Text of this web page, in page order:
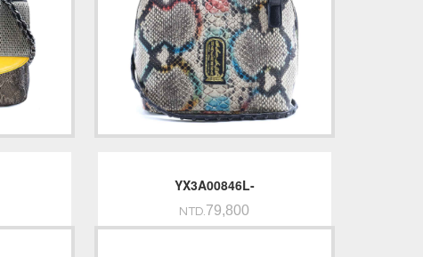
YX3A00846L-
NTD.79,800